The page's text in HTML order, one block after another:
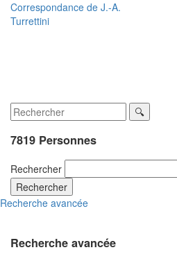
Correspondance de J.-A.
Turrettini
7819 Personnes
Rechercher
Rechercher
Recherche avancée
Recherche avancée